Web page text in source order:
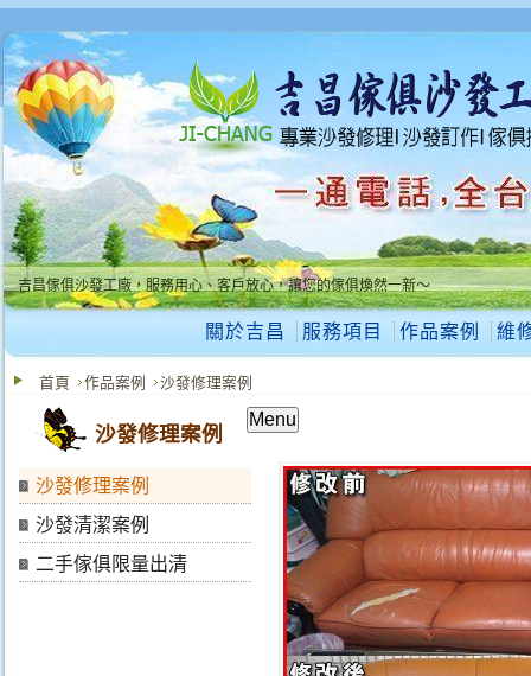
吉昌傢俱沙發工廠，服務用心、客戶放心，讓您的傢俱煥然一新～
吉昌傢俱沙發工廠，服務用心、客戶放心，讓您的傢俱煥然一新～
關於吉昌 服務項目 作品案例 維
首頁 作品案例 沙發修理案例
沙發修理案例
Menu
沙發修理案例
沙發清潔案例
二手傢俱限量出清